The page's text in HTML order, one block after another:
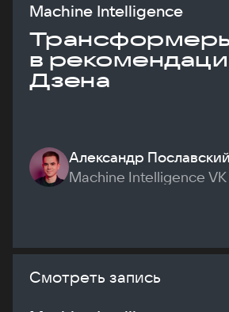
Machine Intelligence
в
Дзена
Александр Пославский
Machine Intelligence VK
Смотреть запись